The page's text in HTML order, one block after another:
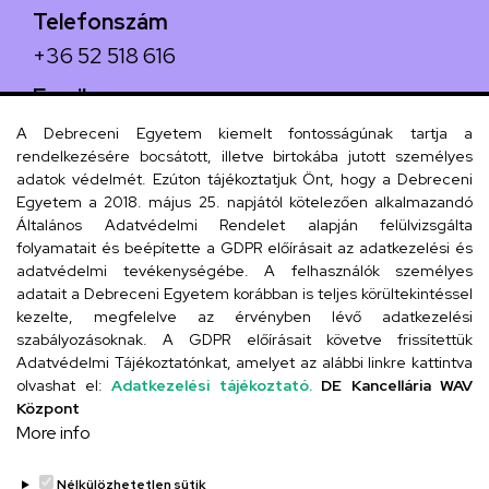
Telefonszám
+36 52 518 616
Email
iskola@kossuth-alt.unideb.hu
Cím
4024 Debrecen, Kossuth utca 33.
Szervezeti telefonkönyv
UD telefonkönyv
A Debreceni Egyetem kiemelt fontosságúnak tartja a
rendelkezésére bocsátott, illetve birtokába jutott személyes
adatok védelmét. Ezúton tájékoztatjuk Önt, hogy a Debreceni
Egyetem a 2018. május 25. napjától kötelezően alkalmazandó
Általános Adatvédelmi Rendelet alapján felülvizsgálta
folyamatait és beépítette a GDPR előírásait az adatkezelési és
adatvédelmi tevékenységébe. A felhasználók személyes
adatait a Debreceni Egyetem korábban is teljes körültekintéssel
kezelte, megfelelve az érvényben lévő adatkezelési
szabályozásoknak. A GDPR előírásait követve frissítettük
Adatvédelmi Tájékoztatónkat, amelyet az alábbi linkre kattintva
olvashat el: Adatkezelési tájékoztató. DE Kancellária WAV
Központ
More info
Nélkülözhetetlen sütik